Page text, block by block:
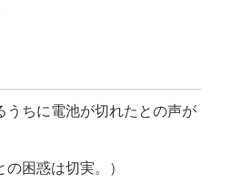
うちに電池が切れたとの声が
困惑は切実。）